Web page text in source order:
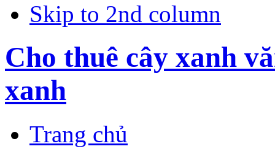
Skip to 2nd column
Cho thuê cây xanh
xanh
Trang chủ